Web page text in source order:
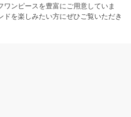
ンピースを豊富にご用意していま
を楽しみたい方にぜひご覧いただき